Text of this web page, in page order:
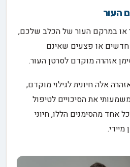
העור
או במרקם העור של הכלב שלכם,
חדשים או פצעים שאינם
אזהרה מוקדם לסרטן העור.
אלה חיונית לגילוי מוקדם,
את הסיכויים לטיפול
אחד מהסימנים הללו, חיוני